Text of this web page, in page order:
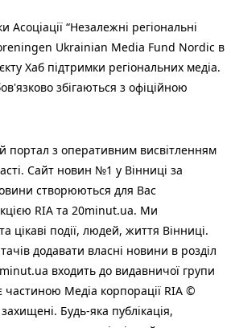
Асоціації “Незалежні регіональні
Ukrainian Media Fund Nordic в
Хаб підтримки регіональних медіа.
збігаються з офіційною
з оперативним висвітленням
Сайт новин №1 у Вінниці за
створюються для Вас
RIA та 20minut.ua. Ми
цікаві події, людей, життя Вінниці.
додавати власні новини в розділ
входить до видавничої групи
частиною Медіа корпорації RIA ©
Будь-яка публiкацiя,